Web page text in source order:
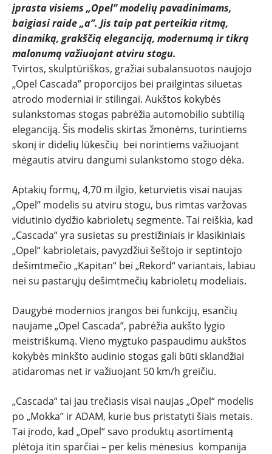
PATARIMAI
ĮVAIRENYBĖS
įprasta visiems „Opel” modelių pavadinimams,
baigiasi raide „a”. Jis taip pat perteikia ritmą,
dinamiką, grakščią eleganciją, modernumą ir tikrą
malonumą važiuojant atviru stogu.
Tvirtos, skulptūriškos, gražiai subalansuotos naujojo
„Opel Cascada” proporcijos bei prailgintas siluetas
atrodo moderniai ir stilingai. Aukštos kokybės
sulankstomas stogas pabrėžia automobilio subtilią
eleganciją. Šis modelis skirtas žmonėms, turintiems
skonį ir didelių lūkesčių bei norintiems važiuojant
mėgautis atviru dangumi sulankstomo stogo dėka.
Aptakių formų, 4,70 m ilgio, keturvietis visai naujas
„Opel” modelis su atviru stogu, bus rimtas varžovas
vidutinio dydžio kabrioletų segmente. Tai reiškia, kad
„Cascada“ yra susietas su prestižiniais ir klasikiniais
„Opel“ kabrioletais, pavyzdžiui šeštojo ir septintojo
dešimtmečio „Kapitan“ bei „Rekord“ variantais, labiau
nei su pastarųjų dešimtmečių kabrioletų modeliais.
Daugybė modernios įrangos bei funkcijų, esančių
naujame „Opel Cascada”, pabrėžia aukšto lygio
meistriškumą. Vieno mygtuko paspaudimu aukštos
kokybės minkšto audinio stogas gali būti sklandžiai
atidaromas net ir važiuojant 50 km/h greičiu.
„Cascada“ tai jau trečiasis visai naujas „Opel“ modelis
po „Mokka” ir ADAM, kurie bus pristatyti šiais metais.
Tai įrodo, kad „Opel“ savo produktų asortimentą
plėtoja itin sparčiai – per kelis mėnesius kompanija